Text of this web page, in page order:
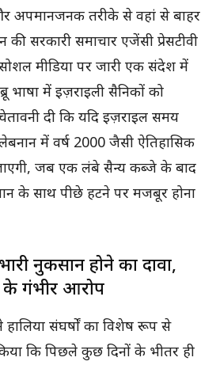
अपमानजनक तरीके से वहां से बाहर
की सरकारी समाचार एजेंसी प्रेसटीवी
मीडिया पर जारी एक संदेश में
भाषा में इज़राइली सैनिकों को
दी कि यदि इज़राइल समय
में वर्ष 2000 जैसी ऐतिहासिक
जाएगी, जब एक लंबे सैन्य कब्जे के बाद
के साथ पीछे हटने पर मजबूर होना
नुकसान होने का दावा,
के गंभीर आरोप
संघर्षों का विशेष रूप से
कि पिछले कुछ दिनों के भीतर ही